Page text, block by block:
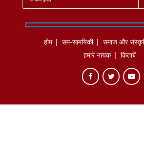
होम सम-सामयिकी समाज और
हमारे नायक
किताबें